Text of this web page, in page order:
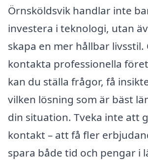
Örnsköldsvik handlar inte
investera i teknologi, utan
skapa en mer hållbar livsstil.
kontakta professionella
kan du ställa frågor, få
vilken lösning som är bäst
din situation. Tveka inte att
kontakt – att få fler
spara både tid och pengar i